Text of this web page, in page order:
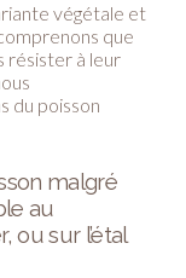
végétale et
que
résister à leur
du poisson
malgré
au
ou sur l’étal